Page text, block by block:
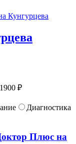
1900 ₽
Диагностика
Плюс на